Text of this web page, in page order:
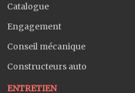
Catalogue
Engagement
Conseil mécanique
Constructeurs auto
ENTRETIEN